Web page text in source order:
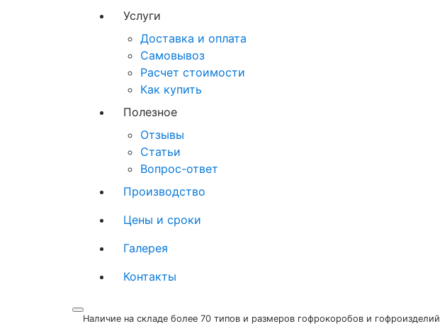
Услуги
Доставка и оплата
Самовывоз
Расчет стоимости
Как купить
Полезное
Отзывы
Статьи
Вопрос-ответ
Производство
Цены и сроки
Галерея
Контакты
Наличие на складе более 70 типов и размеров гофрокоробов и гофроизделий